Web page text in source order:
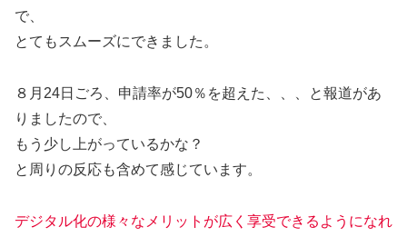
で、
とてもスムーズにできました。
８月24日ごろ、申請率が50％を超えた、、、と報道があ
りましたので、
もう少し上がっているかな？
と周りの反応も含めて感じています。
デジタル化の様々なメリットが広く享受できるようになれ